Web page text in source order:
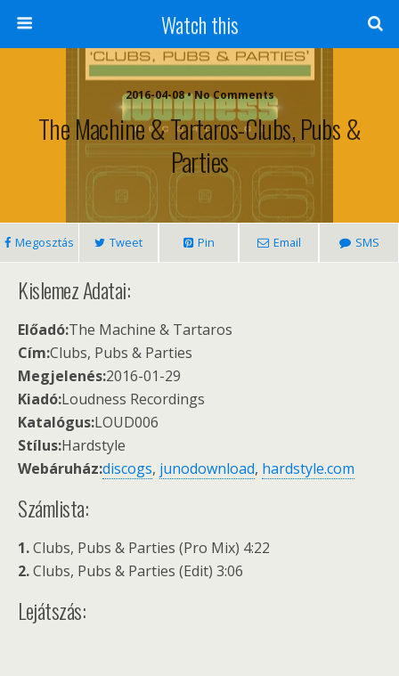
Watch this
2016-04-08 • No Comments
The Machine & Tartaros-Clubs, Pubs &
Parties
Megosztás Tweet Pin Email SMS
Kislemez Adatai:
Előadó:The Machine & Tartaros
Cím:Clubs, Pubs & Parties
Megjelenés:2016-01-29
Kiadó:Loudness Recordings
Katalógus:LOUD006
Stílus:Hardstyle
Webáruház:discogs, junodownload, hardstyle.com
Számlista:
1.Clubs, Pubs & Parties (Pro Mix) 4:22
2.Clubs, Pubs & Parties (Edit) 3:06
Lejátszás: